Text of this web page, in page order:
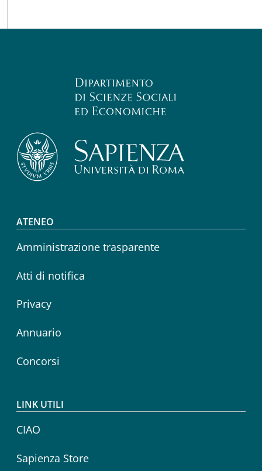
Footer menu
ATENEO
Amministrazione trasparente
Atti di notifica
Privacy
Annuario
Concorsi
LINK UTILI
CIAO
Sapienza Store